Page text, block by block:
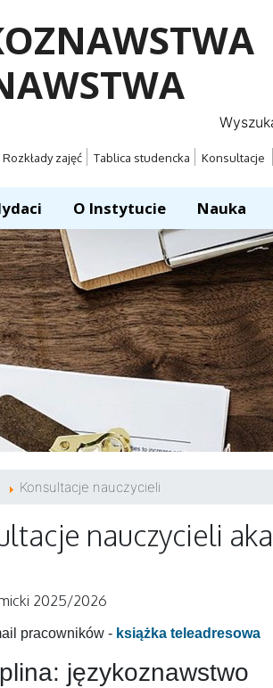
Rozkłady zajęć Tablica studencka Konsultacje
O Instytucie Nauka
Konsultacje nauczycieli
nauczycieli
2025/2026
pracowników - książka teleadresowa
językoznawstwo